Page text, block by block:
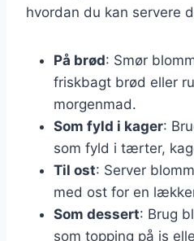
hvordan du kan servere
På brød: Smør
friskbagt brød eller
morgenmad.
Som fyld i kager:
som fyld i tærter,
Til ost: Server
med ost for en
Som dessert: Brug
som topping på is